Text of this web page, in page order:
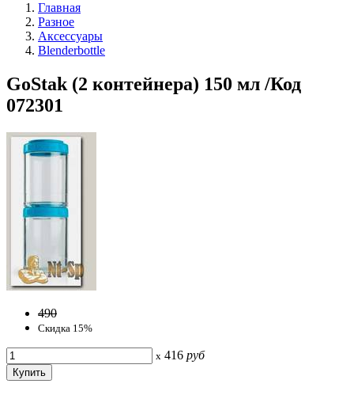
Главная
Разное
Аксессуары
Blenderbottle
GoStak (2 контейнера) 150 мл /Код
072301
490
Скидка 15%
x 416 руб